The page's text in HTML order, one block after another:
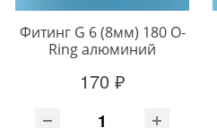
Фитинг G 6 (8мм) 180 O-
Ring алюминий
170 ₽